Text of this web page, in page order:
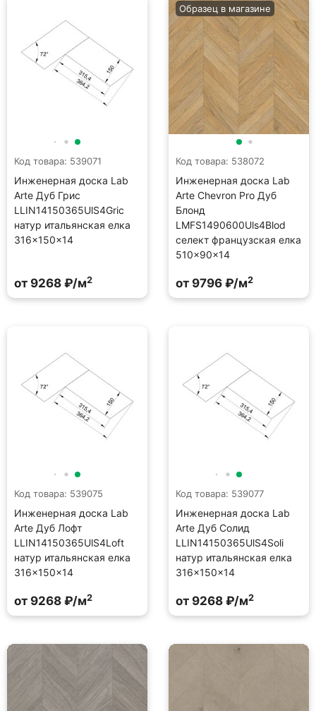
Код товара: 539071
Инженерная доска Lab
Arte Дуб Грис
LLIN14150365UlS4Gric
натур итальянская елка
316×150×14
от 9268 ₽/м2
Код товара: 538072
Инженерная доска Lab
Arte Chevron Pro Дуб
Блонд
LMFS1490600Uls4Blod
селект французская елка
510×90×14
Образец в магазине
от 9796 ₽/м2
Код товара: 539075
Инженерная доска Lab
Arte Дуб Лофт
LLIN14150365UlS4Loft
натур итальянская елка
316×150×14
от 9268 ₽/м2
Код товара: 539077
Инженерная доска Lab
Arte Дуб Солид
LLIN14150365UlS4Soli
натур итальянская елка
316×150×14
от 9268 ₽/м2